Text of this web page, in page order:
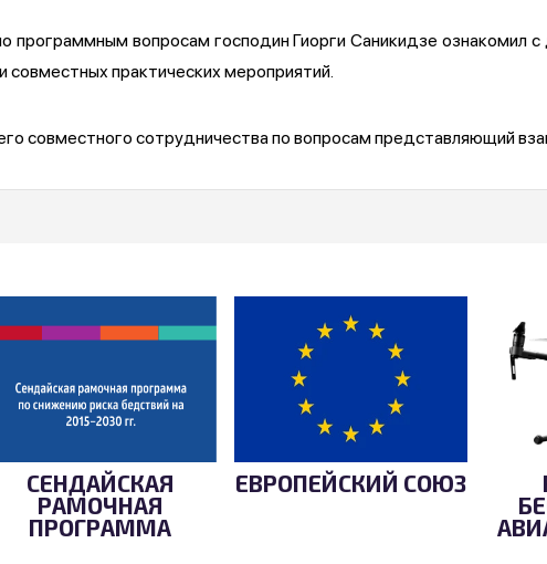
программным вопросам господин Гиорги Саникидзе
практических мероприятий.
совместного сотрудничества по вопросам представляющий
СЕНДАЙСКАЯ
РАМОЧНАЯ
ПРОГРАММА
ЕВРОПЕЙСКИЙ СОЮЗ